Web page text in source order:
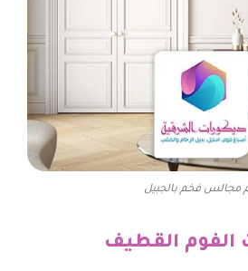
مجالس فخم بالجبيل
الفوم القطيف